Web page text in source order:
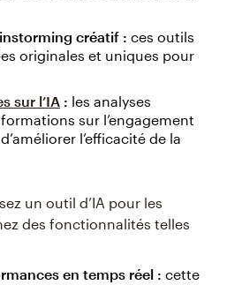
créatif : ces outils
originales et uniques pour
sur l’IA : les analyses
sur l’engagement
l’efficacité de la
un outil d’IA pour les
des fonctionnalités telles
en temps réel : cette